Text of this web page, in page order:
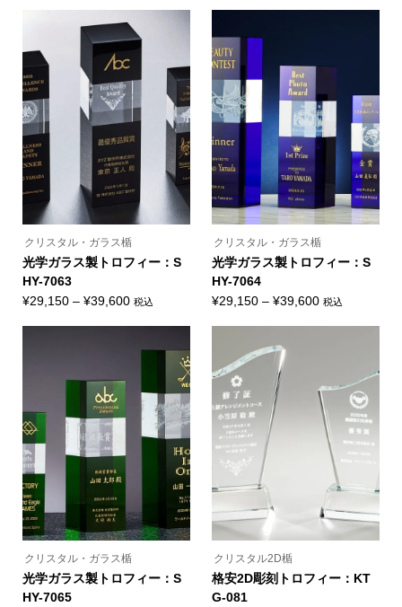
ジ
か
ら
選
択
で
き
ま
す
は
品
ペ
ー
ジ
か
ら
選
択
で
き
ま
す
帯:
¥16,280
–
¥32,450
に
複
数
の
バ
リ
エ
ー
シ
ョ
が
り
ま
す。
オ
プ
シ
ョ
は
ら
選
択
で
き
ま
す
の
品
に
は
複
数
の
バ
リ
エ
ー
シ
ョ
ン
が
あ
り
ま
す。
オ
プ
シ
ョ
は
ー
か
ら
選
択
で
き
す
クリスタル・ガラス楯
光学ガラス製トロフィー：S
HY-7063
¥29,150 – ¥39,600価
¥39,600
税込
の
の
バ
リ
エ
ー
シ
ョ
ン
が
あ
り
ま
す。
オ
プ
シ
クリスタル・ガラス楯
光学ガラス製トロフィー：S
HY-7064
¥29,150 –¥39,600価
¥39,600
税込
の
は
複
数
の
バ
リ
エ
ー
ョ
が
あ
り
ま
す。
オ
プ
シ
クリスタル・ガラス楯
光学ガラス製トロフィー：S
HY-7065
クリスタル2D楯
格安2D彫刻トロフィー：KT
G-081